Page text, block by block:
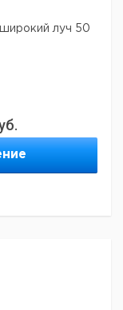
широкий луч 50